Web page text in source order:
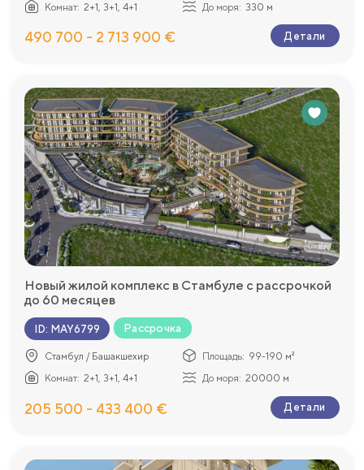
Комнат: 2+1, 3+1, 4+1 До моря: 330 м
490 700 - 2 713 900 € Детали
Новый жилой комплекс в Стамбуле с рассрочкой
до 60 месяцев
ID: MAY6799 Рассрочка
Стамбул / Башакшехир Площадь: 99-190 м²
Комнат: 2+1, 3+1, 4+1 До моря: 20000 м
205 500 - 433 400 € Детали